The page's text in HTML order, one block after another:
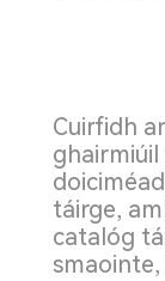
Cuirfidh
táirge,
catalóg